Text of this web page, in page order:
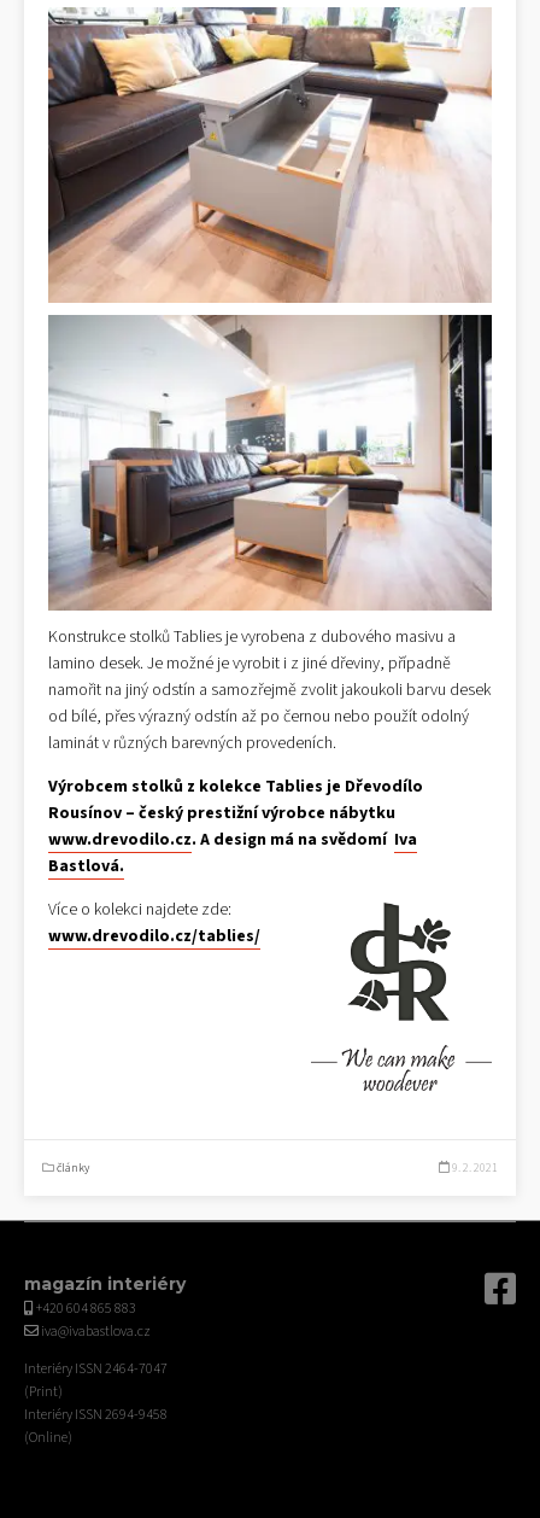
Konstrukce stolků Tablies je vyrobena z dubového masivu a
lamino desek. Je možné je vyrobit i z jiné dřeviny, případně
namořit na jiný odstín a samozřejmě zvolit jakoukoli barvu desek
od bílé, přes výrazný odstín až po černou nebo použít odolný
laminát v různých barevných provedeních.
Výrobcem stolků z kolekce Tablies je Dřevodílo
Rousínov – český prestižní výrobce nábytku
www.drevodilo.cz. A design má na svědomí Iva
Bastlová.
Více o kolekci najdete zde:
www.drevodilo.cz/tablies/
články 9. 2. 2021
magazín interiéry
+420 604 865 883
iva@ivabastlova.cz
Interiéry ISSN 2464-7047
(Print)
Interiéry ISSN 2694-9458
(Online)